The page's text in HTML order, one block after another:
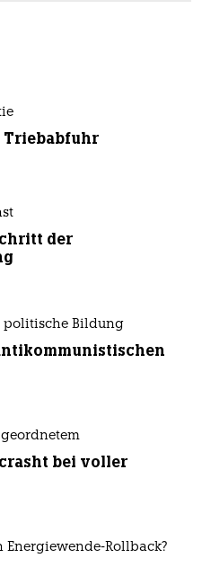
Triebabfuhr
der
politische Bildung
bei voller
Energiewende-Rollback?